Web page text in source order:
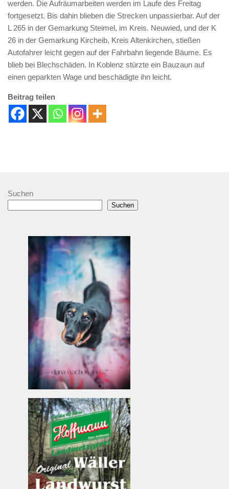
werden. Die Aufräumarbeiten werden im Laufe des Freitag
fortgesetzt. Bis dahin blieben die Strecken unpassierbar. Auf der
L 265 in der Gemarkung Steimel, im Kreis. Neuwied, und der K
26 in der Gemarkung Kircheib, Kreis Altenkirchen, stießen
Autofahrer leicht gegen auf der Fahrbahn liegende Bäume. Es
blieb bei Blechschäden. In Koblenz stürzte ein Bauzaun auf
einen geparkten Wage und beschädigte ihn leicht.
Beitrag teilen
Suchen
Suchen